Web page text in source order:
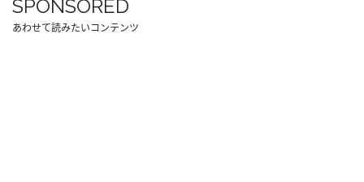
SPONSORED
あわせて読みたいコンテンツ